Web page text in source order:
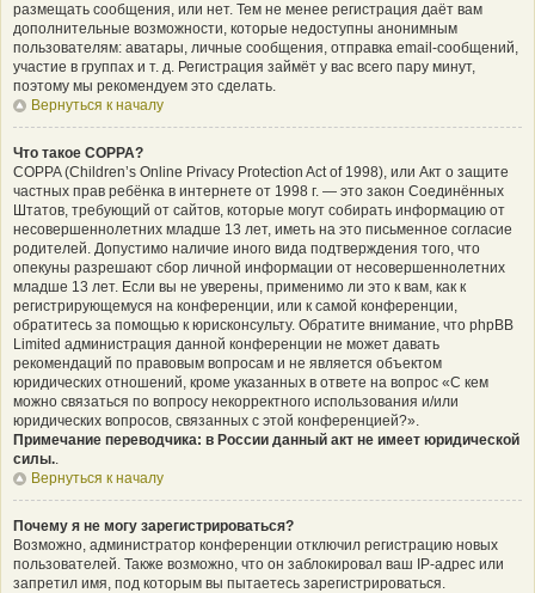
размещать сообщения, или нет. Тем не менее регистрация даёт вам
дополнительные возможности, которые недоступны анонимным
пользователям: аватары, личные сообщения, отправка email-сообщений,
участие в группах и т. д. Регистрация займёт у вас всего пару минут,
поэтому мы рекомендуем это сделать.
Вернуться к началу
Что такое COPPA?
COPPA (Children’s Online Privacy Protection Act of 1998), или Акт о защите
частных прав ребёнка в интернете от 1998 г. — это закон Соединённых
Штатов, требующий от сайтов, которые могут собирать информацию от
несовершеннолетних младше 13 лет, иметь на это письменное согласие
родителей. Допустимо наличие иного вида подтверждения того, что
опекуны разрешают сбор личной информации от несовершеннолетних
младше 13 лет. Если вы не уверены, применимо ли это к вам, как к
регистрирующемуся на конференции, или к самой конференции,
обратитесь за помощью к юрисконсульту. Обратите внимание, что phpBB
Limited администрация данной конференции не может давать
рекомендаций по правовым вопросам и не является объектом
юридических отношений, кроме указанных в ответе на вопрос «С кем
можно связаться по вопросу некорректного использования и/или
юридических вопросов, связанных с этой конференцией?».
Примечание переводчика: в России данный акт не имеет юридической
силы..
Вернуться к началу
Почему я не могу зарегистрироваться?
Возможно, администратор конференции отключил регистрацию новых
пользователей. Также возможно, что он заблокировал ваш IP-адрес или
запретил имя, под которым вы пытаетесь зарегистрироваться.